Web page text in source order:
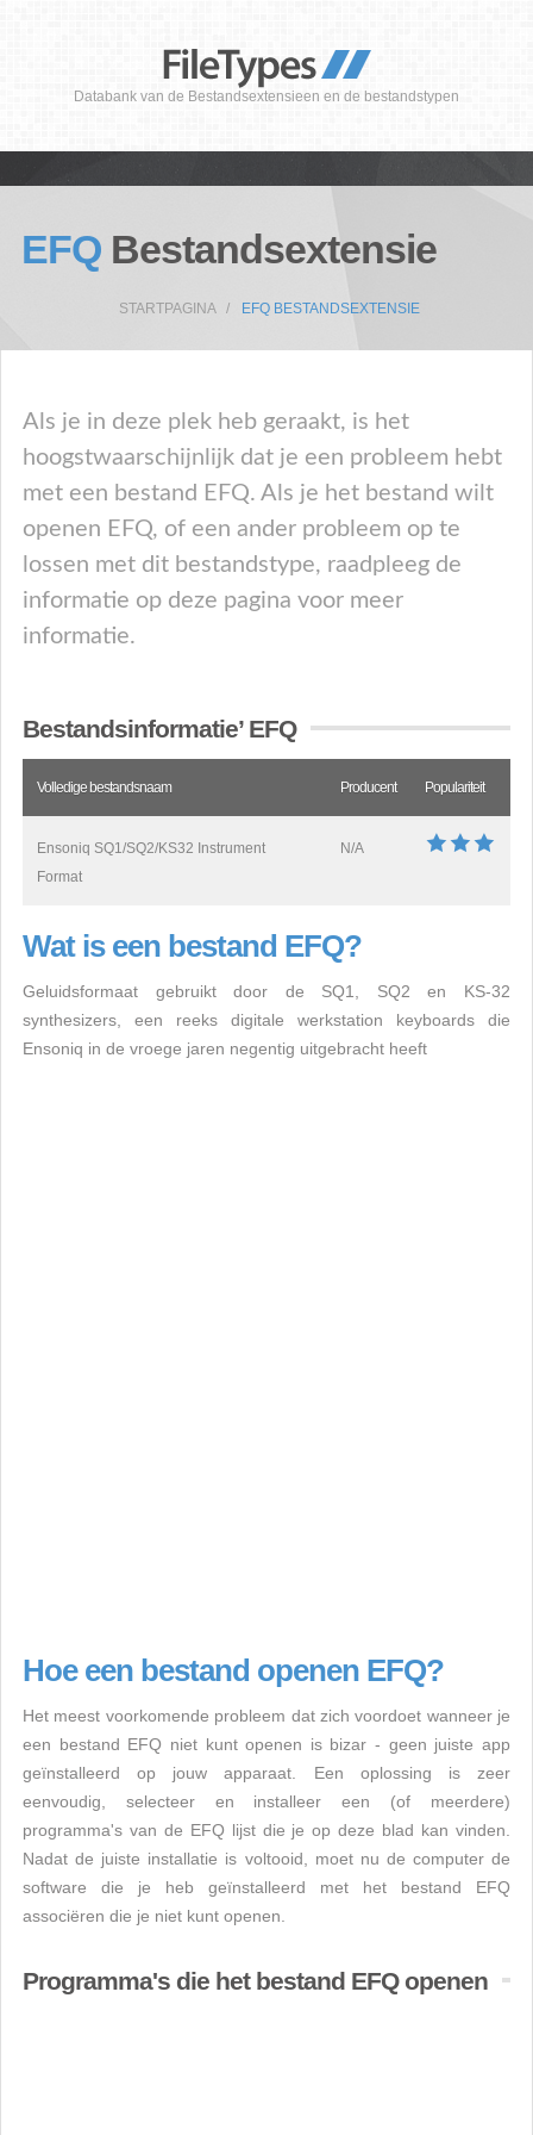
Databank van de Bestandsextensieen en de bestandstypen
EFQ Bestandsextensie
STARTPAGINA EFQ BESTANDSEXTENSIE
Als je in deze plek heb geraakt, is het
hoogstwaarschijnlijk dat je een probleem hebt
met een bestand EFQ. Als je het bestand wilt
openen EFQ, of een ander probleem op te
lossen met dit bestandstype, raadpleeg de
informatie op deze pagina voor meer
informatie.
Bestandsinformatie’ EFQ
Volledige bestandsnaam Producent Populariteit
Ensoniq SQ1/SQ2/KS32 Instrument
Format
N/A
Wat is een bestand EFQ?
Geluidsformaat gebruikt door de SQ1, SQ2 en KS-32
synthesizers, een reeks digitale werkstation keyboards die
Ensoniq in de vroege jaren negentig uitgebracht heeft
Hoe een bestand openen EFQ?
Het meest voorkomende probleem dat zich voordoet wanneer je
een bestand EFQ niet kunt openen is bizar - geen juiste app
geïnstalleerd op jouw apparaat. Een oplossing is zeer
eenvoudig, selecteer en installeer een (of meerdere)
programma's van de EFQ lijst die je op deze blad kan vinden.
Nadat de juiste installatie is voltooid, moet nu de computer de
software die je heb geïnstalleerd met het bestand EFQ
associëren die je niet kunt openen.
Programma's die het bestand EFQ openen